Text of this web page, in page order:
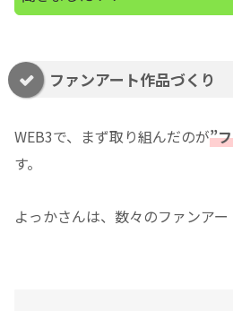
ファンアート作品づくり
WEB3で、まず取り組んだのが”
す。
よっかさんは、数々のファンアー